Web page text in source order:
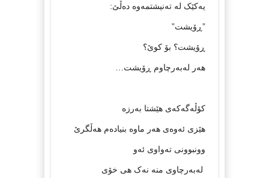
یه‌کێک له‌ ته‌نیشتمه‌وه‌ ده‌ڵێ:
”ڕۆیشت”
ڕۆیشت؟ بۆ کوێ؟
هه‌ر له‌به‌رچاوم ڕۆیشت…
کۆڵه‌گه‌که‌ی هێشتا به‌رزه‌
هێزی ئه‌وه‌ی هه‌ر ماوه‌ بنیاده‌م هه‌ڵگرێ
وونبوونی ته‌واوی ئه‌و
له‌به‌رچاوی منه‌‌ نه‌ک هی خۆی